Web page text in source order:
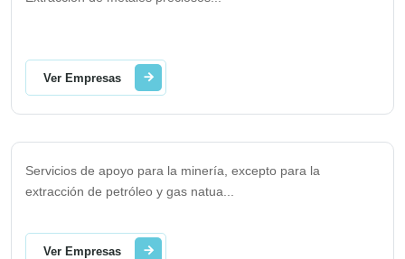
Ver Empresas
Servicios de apoyo para la minería, excepto para la
extracción de petróleo y gas natua
Ver Empresas